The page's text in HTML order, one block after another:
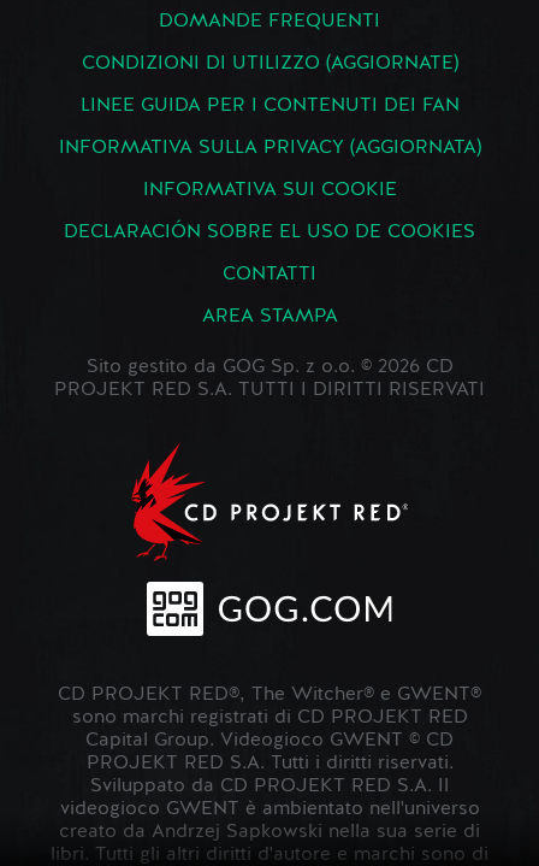
DOMANDE FREQUENTI
CONDIZIONI DI UTILIZZO (AGGIORNATE)
LINEE GUIDA PER I CONTENUTI DEI FAN
INFORMATIVA SULLA PRIVACY (AGGIORNATA)
INFORMATIVA SUI COOKIE
DECLARACIÓN SOBRE EL USO DE COOKIES
CONTATTI
AREA STAMPA
Sito gestito da GOG Sp. z o.o. © 2026 CD
PROJEKT RED S.A. TUTTI I DIRITTI RISERVATI
CD PROJEKT RED®, The Witcher® e GWENT®
sono marchi registrati di CD PROJEKT RED
Capital Group. Videogioco GWENT © CD
PROJEKT RED S.A. Tutti i diritti riservati.
Sviluppato da CD PROJEKT RED S.A. Il
videogioco GWENT è ambientato nell'universo
creato da Andrzej Sapkowski nella sua serie di
libri. Tutti gli altri diritti d'autore e marchi sono di